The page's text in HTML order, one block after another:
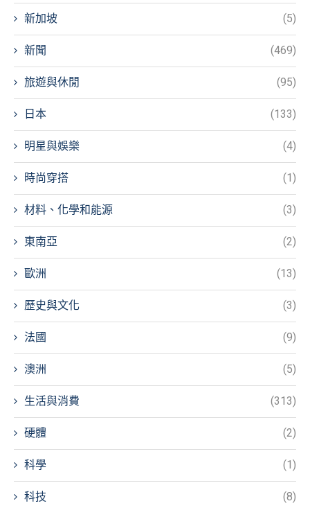
新加坡 (5)
新聞 (469)
旅遊與休閒 (95)
日本 (133)
明星與娛樂 (4)
時尚穿搭 (1)
材料、化學和能源 (3)
東南亞 (2)
歐洲 (13)
歷史與文化 (3)
法國 (9)
澳洲 (5)
生活與消費 (313)
硬體 (2)
科學 (1)
科技 (8)